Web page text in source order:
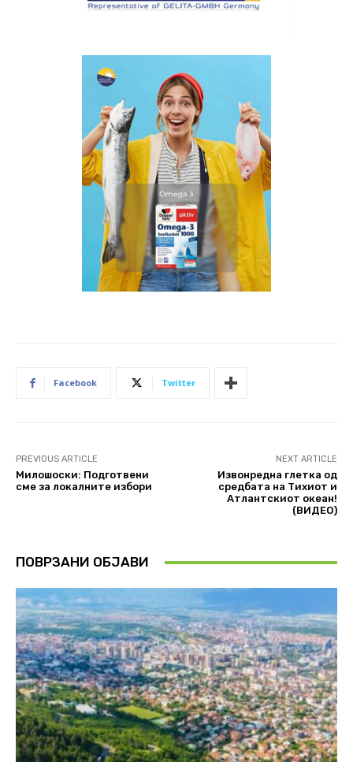
Facebook Twitter
PREVIOUS ARTICLE
Милошоски: Подготвени
сме за локалните избори
NEXT ARTICLE
Извонредна глетка од
средбата на Тихиот и
Атлантскиот океан!
(ВИДЕО)
ПОВРЗАНИ ОБЈАВИ